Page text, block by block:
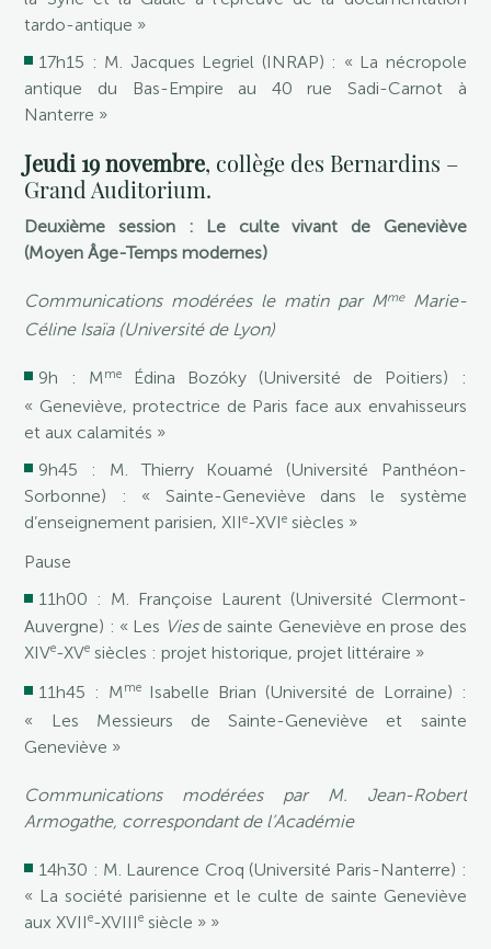
tardo-antique »
17h15 : M. Jacques Legriel (INRAP) : « La nécropole
antique du Bas-Empire au 40 rue Sadi-Carnot à
Nanterre »
Jeudi 19 novembre, collège des Bernardins –
Grand Auditorium.
Deuxième session : Le culte vivant de Geneviève
(Moyen Âge-Temps modernes)
Communications modérées le matin par MmeMarie-
Céline Isaïa (Université de Lyon)
9h : MmeÉdina Bozóky (Université de Poitiers) :
« Geneviève, protectrice de Paris face aux envahisseurs
et aux calamités »
9h45 : M. Thierry Kouamé (Université Panthéon-
Sorbonne) : « Sainte-Geneviève dans le système
d’enseignement parisien, XIIe-XVIe siècles »
Pause
11h00 : M. Françoise Laurent (Université Clermont-
Auvergne) : « Les Viesde sainte Geneviève en prose des
XIVe-XVe siècles : projet historique, projet littéraire »
11h45 : M meIsabelle Brian (Université de Lorraine) :
« Les Messieurs de Sainte-Geneviève et sainte
Geneviève »
Communications modérées par M. Jean-Robert
Armogathe, correspondant de l’Académie
14h30 : M. Laurence Croq (Université Paris-Nanterre) :
« La société parisienne et le culte de sainte Geneviève
aux XVIIe-XVIIIe siècle » »